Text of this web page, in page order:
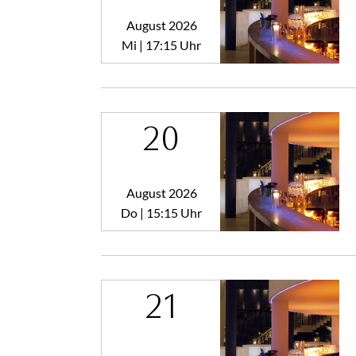
August 2026
Mi | 17:15 Uhr
20
August 2026
Do | 15:15 Uhr
21